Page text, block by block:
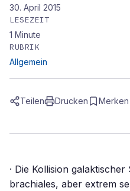
30. April 2015
LESEZEIT
1 Minute
RUBRIK
Allgemein
Teilen Drucken Merken
· Die Kollision
brachiales, aber extrem